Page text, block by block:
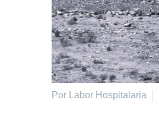
Por Labor Hospitalaria